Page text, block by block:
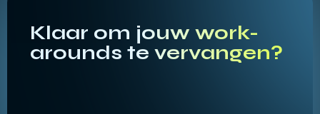
Klaar om jouw work-
arounds te vervangen?